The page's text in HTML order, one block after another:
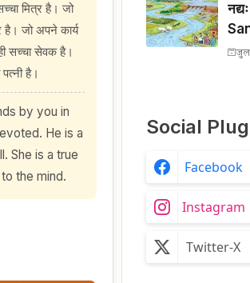
मित्र है। जो
है। जो अपने कार्य
सच्चा सेवक है।
है।
by you in
He is a
She is a true
the mind.
Social
Facebook
Instagram
Twitter-X